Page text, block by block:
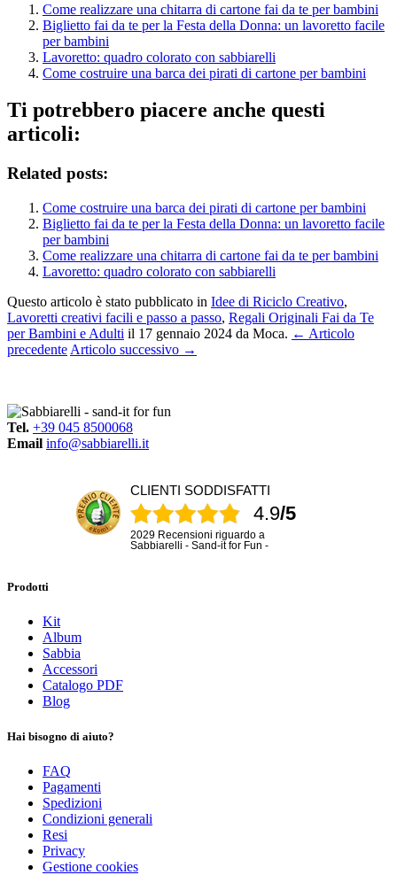
Come realizzare una chitarra di cartone fai da te per bambini
Biglietto fai da te per la Festa della Donna: un lavoretto facile
per bambini
Lavoretto: quadro colorato con sabbiarelli
Come costruire una barca dei pirati di cartone per bambini
Ti potrebbero piacere anche questi
articoli:
Related posts:
Come costruire una barca dei pirati di cartone per bambini
Biglietto fai da te per la Festa della Donna: un lavoretto facile
per bambini
Come realizzare una chitarra di cartone fai da te per bambini
Lavoretto: quadro colorato con sabbiarelli
Questo articolo è stato pubblicato in Idee di Riciclo Creativo,
Lavoretti creativi facili e passo a passo, Regali Originali Fai da Te
per Bambini e Adulti il 17 gennaio 2024 da Moca. ← Articolo
precedente Articolo successivo →
Tel. +39 045 8500068
Email info@sabbiarelli.it
CLIENTI SODDISFATTI
4.9/5
2029 Recensioni riguardo a
Sabbiarelli - Sand-it for Fun -
Prodotti
Kit
Album
Sabbia
Accessori
Catalogo PDF
Blog
Hai bisogno di aiuto?
FAQ
Pagamenti
Spedizioni
Condizioni generali
Resi
Privacy
Gestione cookies